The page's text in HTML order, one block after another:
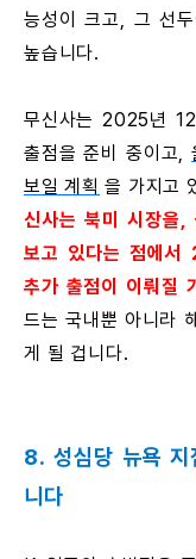
능성이 크고, 그 선
높습니다.
무신사는 2025년
출점을 준비 중이고,
보일 계획 을 가지고
신사는 북미 시장을,
보고 있다는 점에서
추가 출점이 이뤄질
드는 국내뿐 아니라
게 될 겁니다.
8. 성심당 뉴욕 지
니다